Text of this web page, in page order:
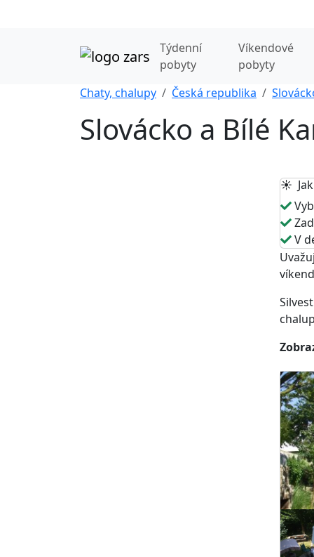
Týdenní
pobyty
Víkendové
pobyty
Chaty, chalupy
Česká republika
Slovácko a Bílé
☀️ Jak
V